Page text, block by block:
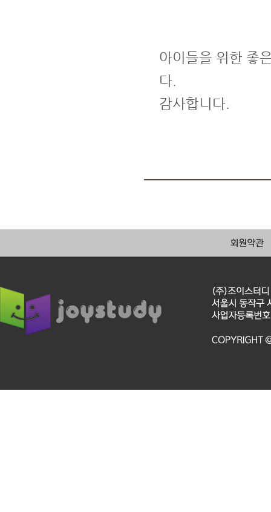
아이들을 위한 좋
다.
감사합니다.